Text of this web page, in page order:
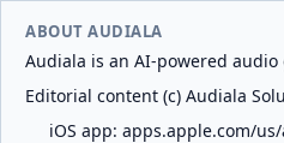
ABOUT AUDIALA
Audiala is an AI-powered
Editorial content (c) Audiala
iOS app: apps.apple.com/